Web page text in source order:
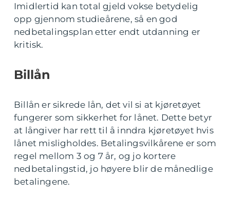
Imidlertid kan total gjeld vokse betydelig
opp gjennom studieårene, så en god
nedbetalingsplan etter endt utdanning er
kritisk.
Billån
Billån er sikrede lån, det vil si at kjøretøyet
fungerer som sikkerhet for lånet. Dette betyr
at långiver har rett til å inndra kjøretøyet hvis
lånet misligholdes. Betalingsvilkårene er som
regel mellom 3 og 7 år, og jo kortere
nedbetalingstid, jo høyere blir de månedlige
betalingene.